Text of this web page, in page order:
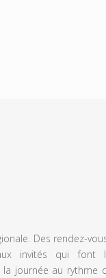
Des rendez-
invités qui font
journée au rythme